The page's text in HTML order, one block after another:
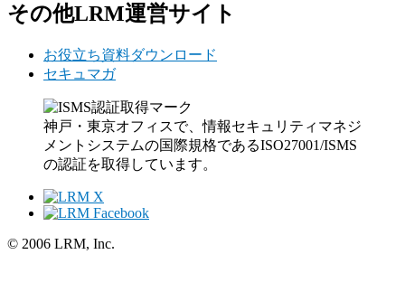
その他LRM運営サイト
お役立ち資料ダウンロード
セキュマガ
神戸・東京オフィスで、情報セキュリティマネジ
メントシステムの国際規格であるISO27001/ISMS
の認証を取得しています。
© 2006 LRM, Inc.